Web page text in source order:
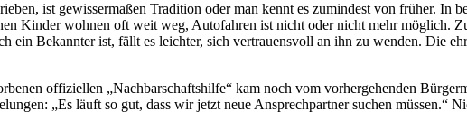
ist gewissermaßen Tradition oder man kennt es zumindest von früher. In
Kinder wohnen oft weit weg, Autofahren ist nicht oder nicht mehr möglich.
ein Bekannter ist, fällt es leichter, sich vertrauensvoll an ihn zu wenden. Die
offiziellen „Nachbarschaftshilfe“ kam noch vom vorhergehenden
„Es läuft so gut, dass wir jetzt neue Ansprechpartner suchen müssen.“